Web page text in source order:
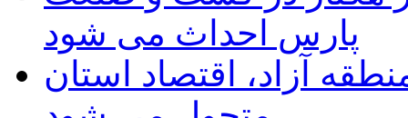
پارس احداث می شود
آزاد، اقتصاد استان